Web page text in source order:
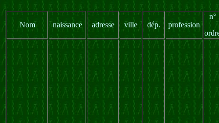
Nom naissance adresse ville dép. profession
n°